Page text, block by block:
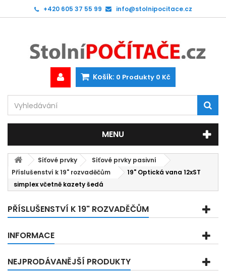
+420 605 37 55 99 info@stolnipocitace.cz
Košík: 0 Produkty 0 Kč
MENU
Síťové prvky
Síťové prvky pasivní
Příslušenství k 19" rozvaděčům
19" Optická vana 12xST
simplex včetně kazety šedá
PŘÍSLUŠENSTVÍ K 19" ROZVADĚČŮM
INFORMACE
NEJPRODÁVANĚJŠÍ PRODUKTY